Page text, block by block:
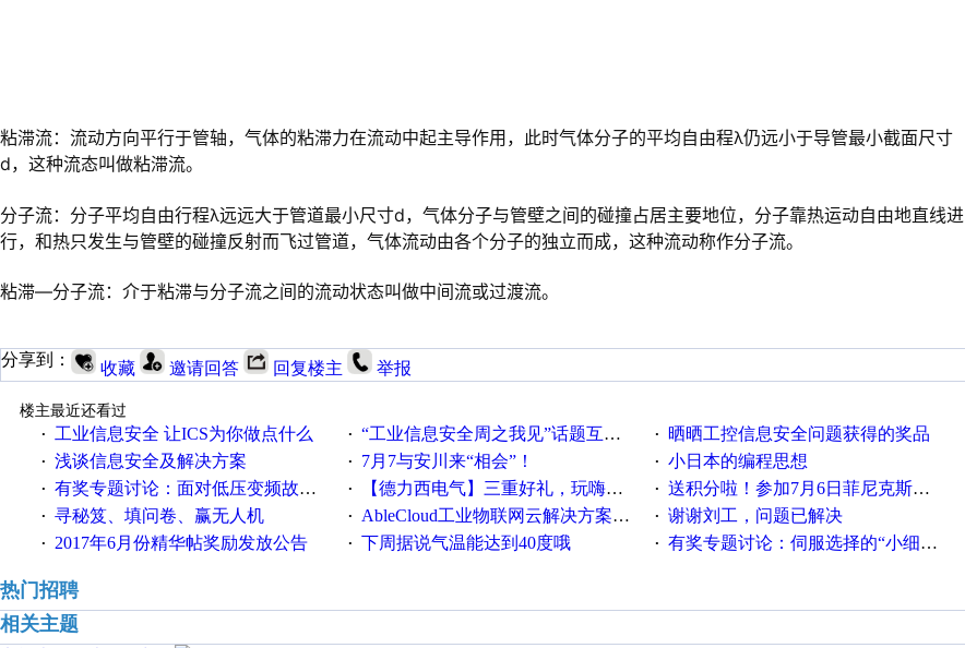
粘滞流：流动方向平行于管轴，气体的粘滞力在流动中起主导作用，此时气体分子的平均自由程λ仍远小于导管最小截面尺寸
d，这种流态叫做粘滞流。
分子流：分子平均自由行程λ远远大于管道最小尺寸d，气体分子与管壁之间的碰撞占居主要地位，分子靠热运动自由地直线进
行，和热只发生与管壁的碰撞反射而飞过管道，气体流动由各个分子的独立而成，这种流动称作分子流。
粘滞—分子流：介于粘滞与分子流之间的流动状态叫做中间流或过渡流。
分享到： 收藏 邀请回答 回复楼主 举报
楼主最近还看过
·
工业信息安全 让ICS为你做点什么 · “工业信息安全周之我见”话题互动获奖名单发布公告 · 晒晒工控信息安全问题获得的奖品
· 浅谈信息安全及解决方案 · 7月7与安川来“相会”！ · 小日本的编程思想
· 有奖专题讨论：面对低压变频故障，老手是这样解决的！ · 【德力西电气】三重好礼，玩嗨夏日！ · 送积分啦！参加7月6日菲尼克斯在线研讨会即得
· 寻秘笈、填问卷、赢无人机 · AbleCloud工业物联网云解决方案实践及应用 · 谢谢刘工，问题已解决
· 2017年6月份精华帖奖励发放公告 · 下周据说气温能达到40度哦 · 有奖专题讨论：伺服选择的“小细节大学问”奖励公告
热门招聘
相关主题